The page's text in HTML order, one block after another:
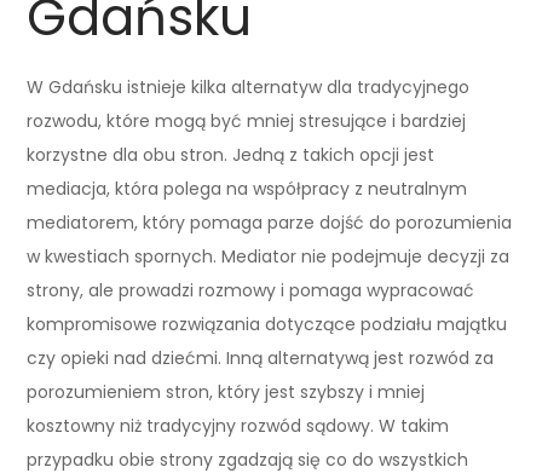
Gdańsku
W Gdańsku istnieje kilka alternatyw dla tradycyjnego
rozwodu, które mogą być mniej stresujące i bardziej
korzystne dla obu stron. Jedną z takich opcji jest
mediacja, która polega na współpracy z neutralnym
mediatorem, który pomaga parze dojść do porozumienia
w kwestiach spornych. Mediator nie podejmuje decyzji za
strony, ale prowadzi rozmowy i pomaga wypracować
kompromisowe rozwiązania dotyczące podziału majątku
czy opieki nad dziećmi. Inną alternatywą jest rozwód za
porozumieniem stron, który jest szybszy i mniej
kosztowny niż tradycyjny rozwód sądowy. W takim
przypadku obie strony zgadzają się co do wszystkich